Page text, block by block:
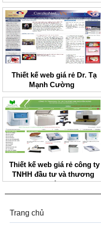
Thiết kế web giá rẻ Dr. Tạ
Mạnh Cường
Thiết kế web giá rẻ công ty
TNHH đầu tư và thương
mại Nguyên Hưng
Trang chủ